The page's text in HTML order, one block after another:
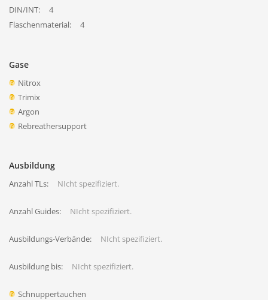
DIN/INT:
4
Flaschenmaterial:
4
Gase
Nitrox
Trimix
Argon
Rebreathersupport
Ausbildung
Anzahl TLs: NIcht spezifiziert.
Anzahl Guides: NIcht spezifiziert.
Ausbildungs-Verbände: NIcht spezifiziert.
Ausbildung bis: NIcht spezifiziert.
Schnuppertauchen